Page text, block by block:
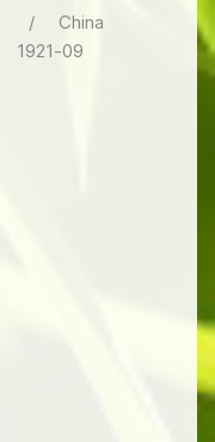
China
1921-09